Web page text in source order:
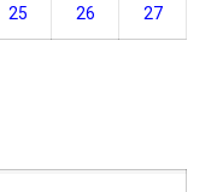
25 26 27